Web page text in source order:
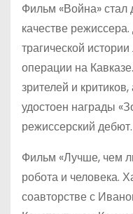
Фильм «Война» стал
качестве
трагической
операции на
зрителей и
удостоен награды
режиссерский дебют.
Фильм «Лучше, чем
робота и человека.
соавторстве с